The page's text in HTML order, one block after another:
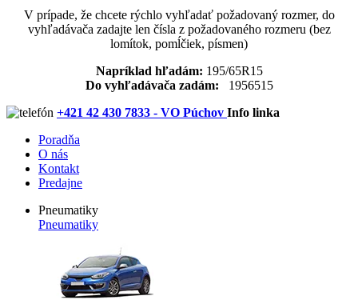
V prípade, že chcete rýchlo vyhľadať požadovaný rozmer, do
vyhľadávača zadajte len čísla z požadovaného rozmeru (bez
lomítok, pomĺčiek, písmen)
Napríklad hľadám: 195/65R15
Do vyhľadávača zadám: 1956515
+421 42 430 7833 - VO Púchov Info linka
Poradňa
O nás
Kontakt
Predajne
Pneumatiky
Pneumatiky